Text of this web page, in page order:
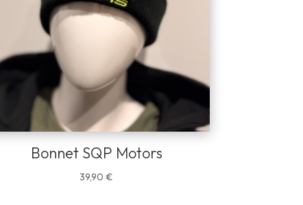
Bonnet SQP Motors
39,90€